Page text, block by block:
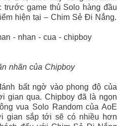
trước game thủ Solo hàng đầu
hiện tại – Chim Sẻ Đi Nắng.
nhãn của Chipboy
bất ngờ vào phong độ của
gian qua. Chipboy đã là ngọn
vua Solo Random của AoE
gian sắp tới sẽ có nhiều hơn